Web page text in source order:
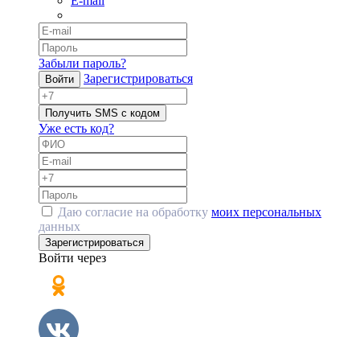
Забыли пароль?
Войти Зарегистрироваться
Получить SMS с кодом
Уже есть код?
Даю согласие на обработку моих персональных
данных
Зарегистрироваться
Войти через